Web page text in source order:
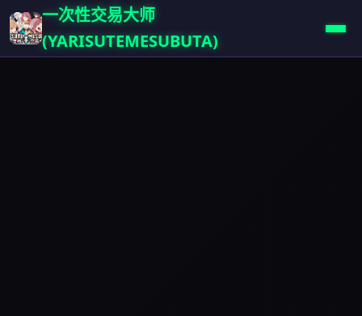
一次性交易大师
(YARISUTEMESUBUTA)